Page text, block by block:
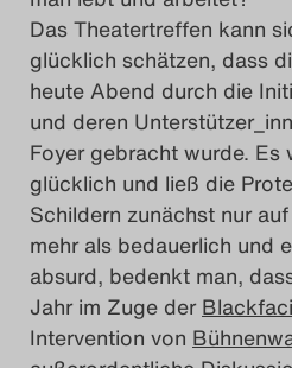
Das Theatertreffen kann
glücklich schätzen, dass
heute Abend durch die
und deren
Foyer gebracht wurde. Es
glücklich und ließ die
Schildern zunächst nur
mehr als bedauerlich und
absurd, bedenkt man,
Jahr im Zuge der
Intervention von